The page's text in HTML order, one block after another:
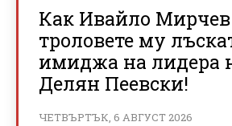
Как Ивайло
троловете му
имиджа на лидера
Делян Пеевски!
ЧЕТВЪРТЪК, 6 АВГУСТ 2026